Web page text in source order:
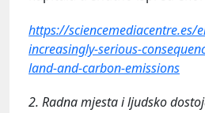
https://sciencemediacentre.es/
increasingly-serious-
land-and-carbon-emissions
2. Radna mjesta i ljudsko